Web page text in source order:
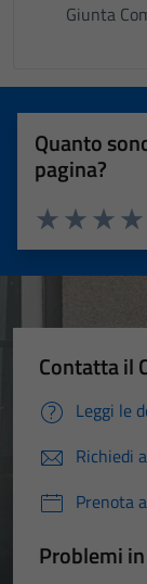
Giunta
Quanto
pagina?
Valuta
Valuta 2
Valuta 1 stelle
Contatta il
Leggi le
Richiedi
Prenota
Problemi